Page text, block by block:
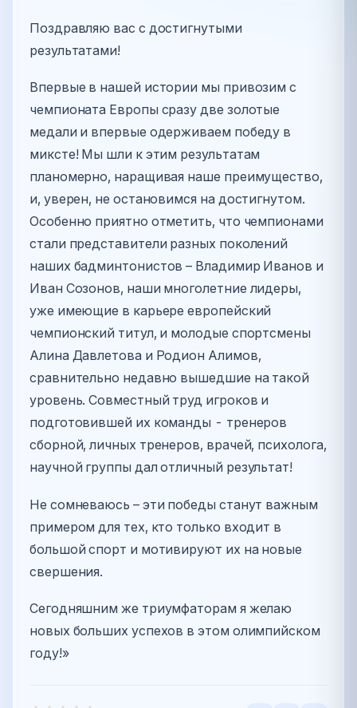
Поздравляю вас с достигнутыми
результатами!
Впервые в нашей истории мы привозим с
чемпионата Европы сразу две золотые
медали и впервые одерживаем победу в
миксте! Мы шли к этим результатам
планомерно, наращивая наше преимущество,
и, уверен, не остановимся на достигнутом.
Особенно приятно отметить, что чемпионами
стали представители разных поколений
наших бадминтонистов – Владимир Иванов и
Иван Созонов, наши многолетние лидеры,
уже имеющие в карьере европейский
чемпионский титул, и молодые спортсмены
Алина Давлетова и Родион Алимов,
сравнительно недавно вышедшие на такой
уровень. Совместный труд игроков и
подготовившей их команды - тренеров
сборной, личных тренеров, врачей, психолога,
научной группы дал отличный результат!
Не сомневаюсь – эти победы станут важным
примером для тех, кто только входит в
большой спорт и мотивируют их на новые
свершения.
Сегодняшним же триумфаторам я желаю
новых больших успехов в этом олимпийском
году!»